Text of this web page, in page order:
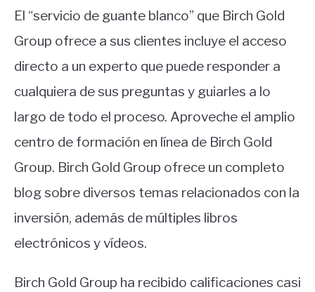
El “servicio de guante blanco” que Birch Gold
Group ofrece a sus clientes incluye el acceso
directo a un experto que puede responder a
cualquiera de sus preguntas y guiarles a lo
largo de todo el proceso. Aproveche el amplio
centro de formación en línea de Birch Gold
Group. Birch Gold Group ofrece un completo
blog sobre diversos temas relacionados con la
inversión, además de múltiples libros
electrónicos y vídeos.
Birch Gold Group ha recibido calificaciones casi